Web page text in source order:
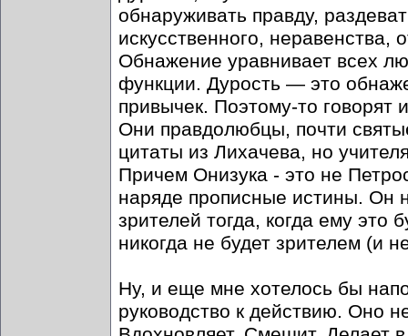
обнаруживать правду,
искусственного,
Обнажение уравнивает всех
функции. Дурость — это
привычек. Поэтому-то
Они правдолюбцы, почти
цитаты из Лихачева, но
Причем Онизука - это не
наряде прописные истины. Он
зрителей тогда, когда ему это
никогда не будет зрителем (и
Ну, и еще мне хотелось бы
руководство к действию. Оно